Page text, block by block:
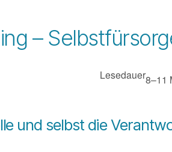
–
Lesedauer8–11
und selbst die